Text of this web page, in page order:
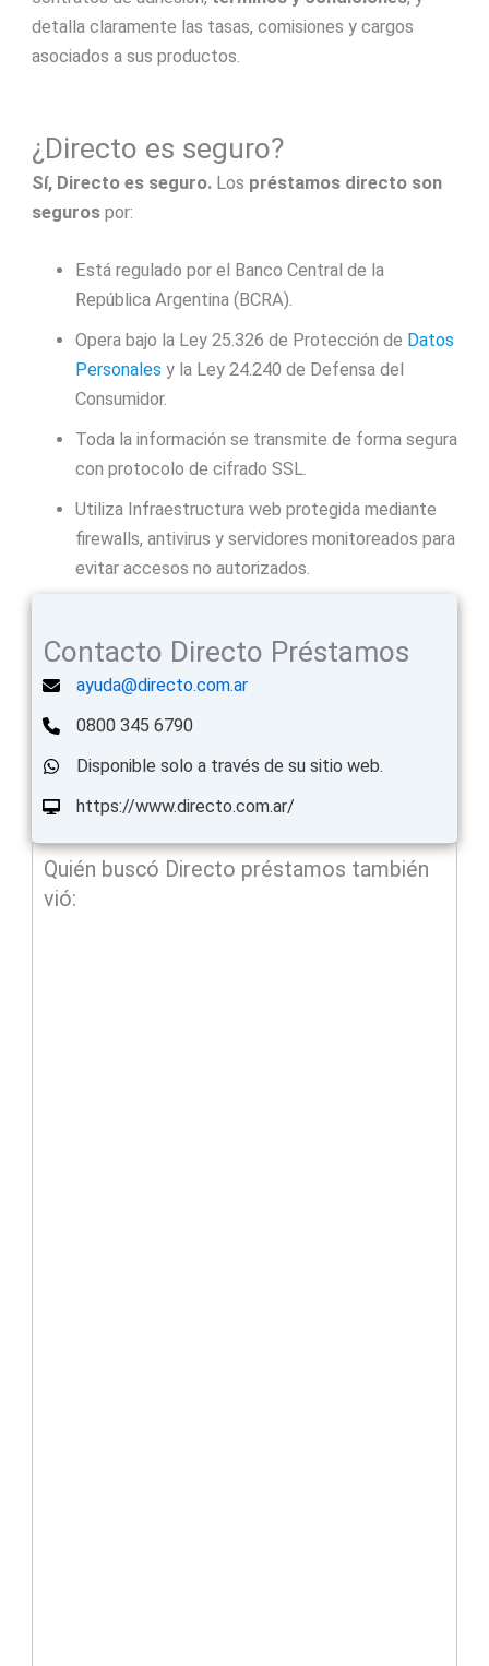
detalla claramente las tasas, comisiones y cargos
asociados a sus productos.
¿Directo es seguro?
Sí, Directo es seguro.Los préstamos directo son
segurospor:
Está regulado por el Banco Central de la
República Argentina (BCRA).
Opera bajo la Ley 25.326 de Protección de Datos
Personales y la Ley 24.240 de Defensa del
Consumidor.
Toda la información se transmite de forma segura
con protocolo de cifrado SSL.
Utiliza Infraestructura web protegida mediante
firewalls, antivirus y servidores monitoreados para
evitar accesos no autorizados.
Contacto Directo Préstamos
ayuda@directo.com.ar
0800 345 6790
Disponible solo a través de su sitio web.
https://www.directo.com.ar/
Quién buscó Directo préstamos también
vió: